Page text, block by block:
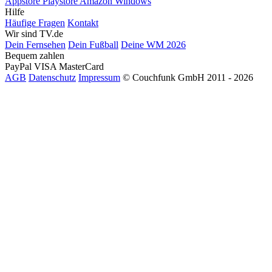
Hilfe
Häufige Fragen Kontakt
Wir sind TV.de
Dein Fernsehen Dein Fußball Deine WM 2026
Bequem zahlen
PayPal VISA MasterCard
AGB Datenschutz Impressum © Couchfunk GmbH 2011 - 2026